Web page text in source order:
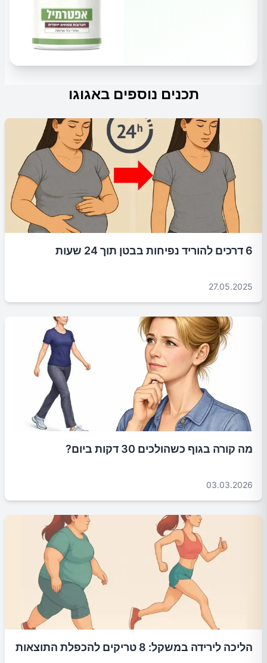
תכנים נוספים באגוגו
6 דרכים להוריד נפיחות בבטן תוך 24 שעות
27.05.2025
מה קורה בגוף כשהולכים 30 דקות ביום?
03.03.2026
הליכה לירידה במשקל: 8 טריקים להכפלת התוצאות